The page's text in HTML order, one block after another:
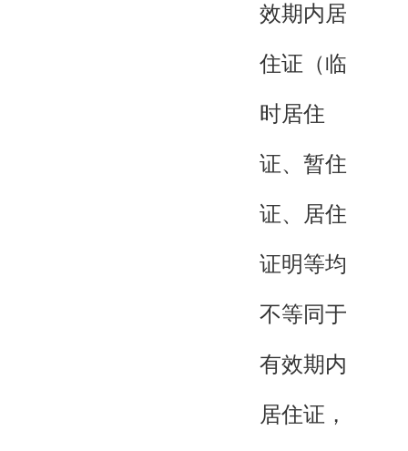
效期内居
住证（临
时居住
证、暂住
证、居住
证明等均
不等同于
有效期内
居住证，